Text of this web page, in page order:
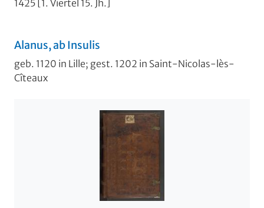
1425 [1. Viertel 15. Jh.]
Alanus, ab Insulis
geb. 1120 in Lille; gest. 1202 in Saint-Nicolas-lès-
Cîteaux